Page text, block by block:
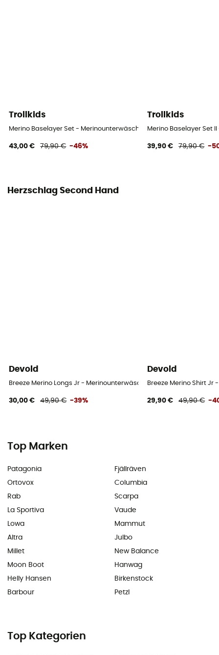
Trollkids
Merino Baselayer Set - Merinounterwäsche - Kinder
43,00 € 79,90 € -46%
Trollkids
Merino Baselayer Set
39,90 € 79,90 € -
Herzschlag Second Hand
Devold
Breeze Merino Longs Jr - Merinounterwäsche - Kinder
30,00 € 49,90 € -39%
Devold
Breeze Merino Shirt
29,90 € 49,90 € -
Top Marken
Patagonia
Ortovox
Rab
La Sportiva
Lowa
Altra
Millet
Moon Boot
Helly Hansen
Barbour
Fjällräven
Columbia
Scarpa
Vaude
Mammut
Julbo
New Balance
Hanwag
Birkenstock
Petzl
Top Kategorien